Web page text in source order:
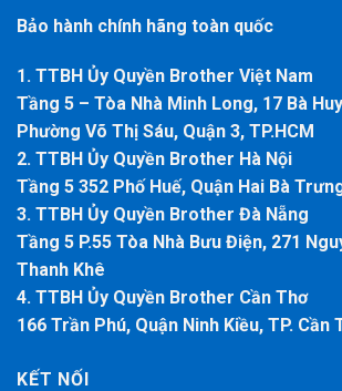
Bảo hành chính hãng toàn quốc
1. TTBH Ủy Quyền Brother Việt Nam
Tầng 5 – Tòa Nhà Minh Long, 17 Bà
Phường Võ Thị Sáu, Quận 3, TP.HCM
2. TTBH Ủy Quyền Brother Hà Nội
Tầng 5 352 Phố Huế, Quận Hai Bà
3. TTBH Ủy Quyền Brother Đà Nẵng
Tầng 5 P.55 Tòa Nhà Bưu Điện, 271
Thanh Khê
4. TTBH Ủy Quyền Brother Cần Thơ
166 Trần Phú, Quận Ninh Kiều, TP. Cần
KẾT NỐI